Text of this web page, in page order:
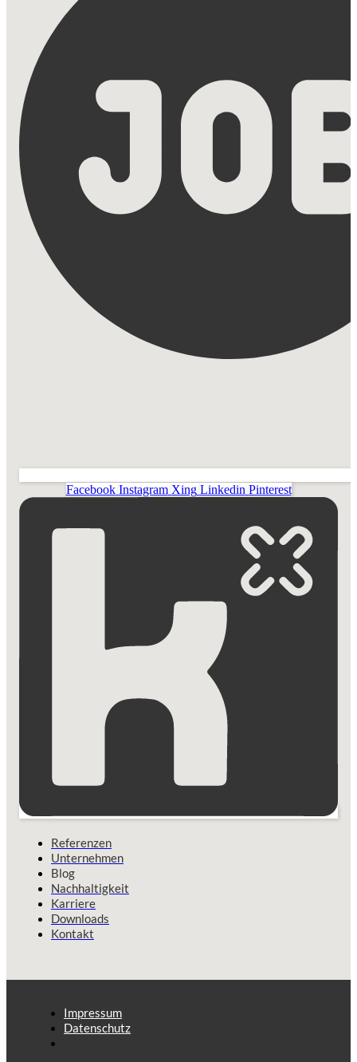
Facebook Instagram Xing Linkedin Pinterest
Referenzen
Unternehmen
Blog
Nachhaltigkeit
Karriere
Downloads
Kontakt
Impressum
Datenschutz